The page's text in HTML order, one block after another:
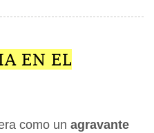
EN EL
como un agravante